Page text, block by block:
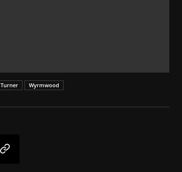
Wyrmwood